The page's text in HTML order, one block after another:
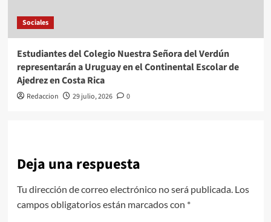
Sociales
Estudiantes del Colegio Nuestra Señora del Verdún
representarán a Uruguay en el Continental Escolar de
Ajedrez en Costa Rica
Redaccion 29 julio, 2026 0
Deja una respuesta
Tu dirección de correo electrónico no será publicada. Los
campos obligatorios están marcados con *